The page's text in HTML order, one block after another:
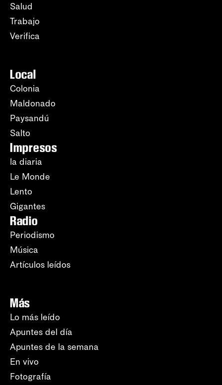
Salud
Trabajo
Verifica
Local
Colonia
Maldonado
Paysandú
Salto
Impresos
la diaria
Le Monde
Lento
Gigantes
Radio
Periodismo
Música
Artículos leídos
Más
Lo más leído
Apuntes del día
Apuntes de la semana
En vivo
Fotografía